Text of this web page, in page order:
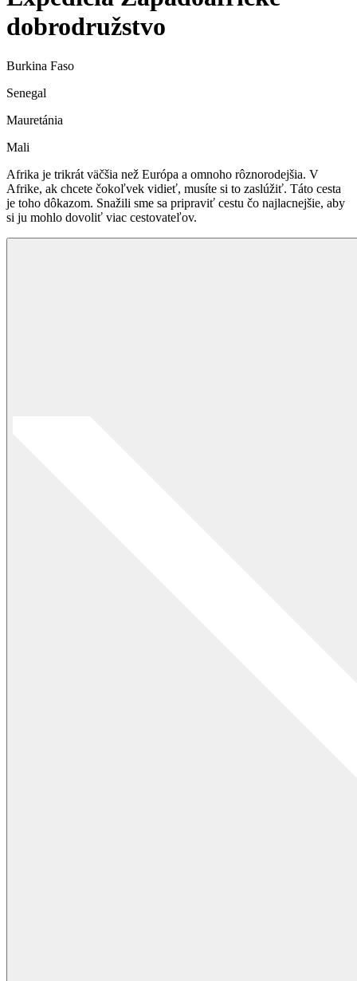
dobrodružstvo
Burkina Faso
Senegal
Mauretánia
Mali
Afrika je trikrát väčšia než Európa a omnoho rôznorodejšia. V
Afrike, ak chcete čokoľvek vidieť, musíte si to zaslúžiť. Táto cesta
je toho dôkazom. Snažili sme sa pripraviť cestu čo najlacnejšie, aby
si ju mohlo dovoliť viac cestovateľov.